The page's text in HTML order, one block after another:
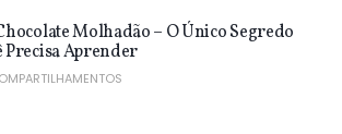
Molhadão – O Único Segredo
Precisa Aprender